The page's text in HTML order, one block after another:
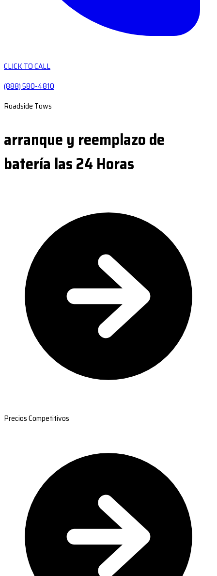
CLICK TO CALL
(888) 580-4810
Roadside Tows
arranque y reemplazo de
batería las 24 Horas
Precios Competitivos